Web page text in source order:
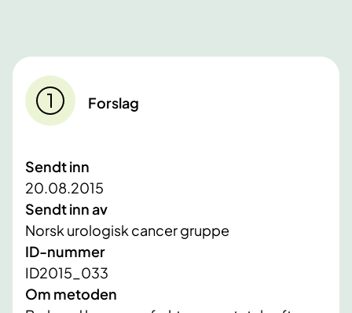
Forslag
Sendt inn
20.08.2015
Sendt inn av
Norsk urologisk cancer gruppe
ID-nummer
ID2015_033
Om metoden